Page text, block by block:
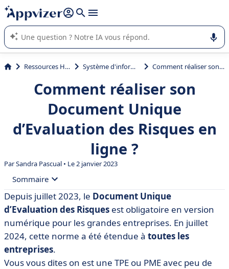
répondre (plusieurs lignes avec
L'IA de Appvizer vous guide dans l'utilisation ou la sélection de
logiciel SaaS en entreprise.
Ressources Humaines (RH) Système d'information RH (SIRH) Comment réaliser son Document Unique d’Evaluation des Risques en ligne ?
Comment réaliser son
Document Unique
d’Evaluation des Risques en
ligne ?
ParSandra Pascual • Le 2 janvier 2023
Sommaire
• Qu’est ce que le DUER ?
• De quoi se compose le DUER ?
• Les atouts de la dématérialisation des documents RH
• Tutoriel pour réaliser son DUER en ligne
Depuis juillet 2023, le Document Unique
d’Evaluation des Risques est obligatoire en version
numérique pour les grandes entreprises. En juillet
2024, cette norme a été étendue à toutes les
entreprises.
Vous vous dites on est une TPE ou PME avec peu de